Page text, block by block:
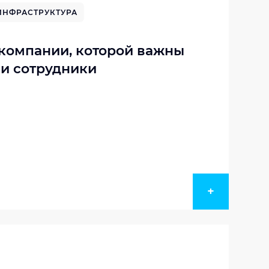
которой важны
сотрудники
+